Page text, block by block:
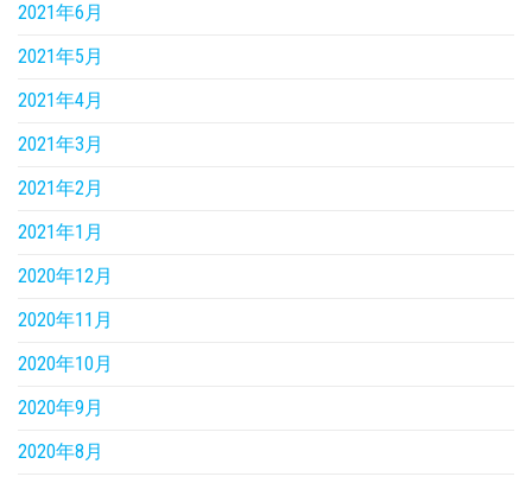
2021年6月
2021年5月
2021年4月
2021年3月
2021年2月
2021年1月
2020年12月
2020年11月
2020年10月
2020年9月
2020年8月